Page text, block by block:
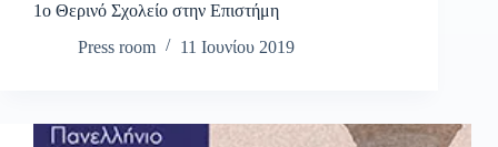
1o Θερινό Σχολείο στην Επιστήμη
Press room
11 Ιουνίου 2019